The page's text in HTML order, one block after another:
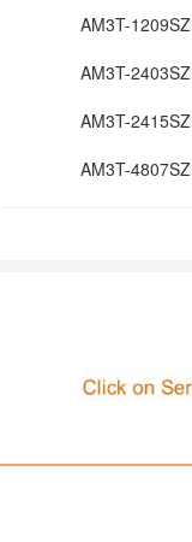
AM3T-1209SZ
AM3T-2403SZ
AM3T-2415SZ
AM3T-4807SZ